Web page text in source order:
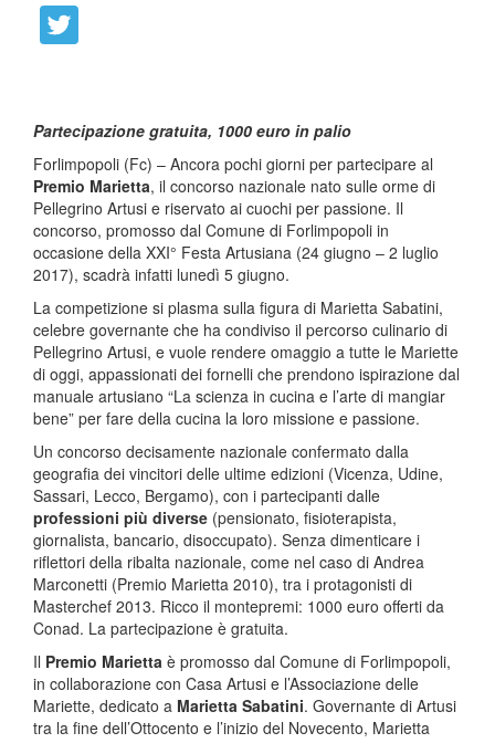
Partecipazione gratuita, 1000 euro in palio
Forlimpopoli (Fc) – Ancora pochi giorni per partecipare al
Premio Marietta, il concorso nazionale nato sulle orme di
Pellegrino Artusi e riservato ai cuochi per passione. Il
concorso, promosso dal Comune di Forlimpopoli in
occasione della XXI° Festa Artusiana (24 giugno – 2 luglio
2017), scadrà infatti lunedì 5 giugno.
La competizione si plasma sulla figura di Marietta Sabatini,
celebre governante che ha condiviso il percorso culinario di
Pellegrino Artusi, e vuole rendere omaggio a tutte le Mariette
di oggi, appassionati dei fornelli che prendono ispirazione dal
manuale artusiano “La scienza in cucina e l’arte di mangiar
bene” per fare della cucina la loro missione e passione.
Un concorso decisamente nazionale confermato dalla
geografia dei vincitori delle ultime edizioni (Vicenza, Udine,
Sassari, Lecco, Bergamo), con i partecipanti dalle
professioni più diverse (pensionato, fisioterapista,
giornalista, bancario, disoccupato). Senza dimenticare i
riflettori della ribalta nazionale, come nel caso di Andrea
Marconetti (Premio Marietta 2010), tra i protagonisti di
Masterchef 2013. Ricco il montepremi: 1000 euro offerti da
Conad. La partecipazione è gratuita.
Il Premio Marietta è promosso dal Comune di Forlimpopoli,
in collaborazione con Casa Artusi e l’Associazione delle
Mariette, dedicato a Marietta Sabatini. Governante di Artusi
tra la fine dell’Ottocento e l’inizio del Novecento, Marietta